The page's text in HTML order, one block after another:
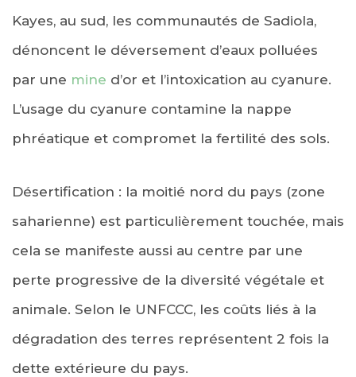
Kayes, au sud, les communautés de Sadiola,
dénoncent le déversement d’eaux polluées
par une mine d’or et l’intoxication au cyanure.
L’usage du cyanure contamine la nappe
phréatique et compromet la fertilité des sols.
Désertification : la moitié nord du pays (zone
saharienne) est particulièrement touchée, mais
cela se manifeste aussi au centre par une
perte progressive de la diversité végétale et
animale. Selon le UNFCCC, les coûts liés à la
dégradation des terres représentent 2 fois la
dette extérieure du pays.